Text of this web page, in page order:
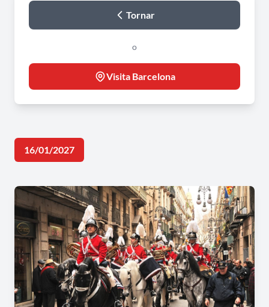
Tornar
o
Visita Barcelona
16/01/2027